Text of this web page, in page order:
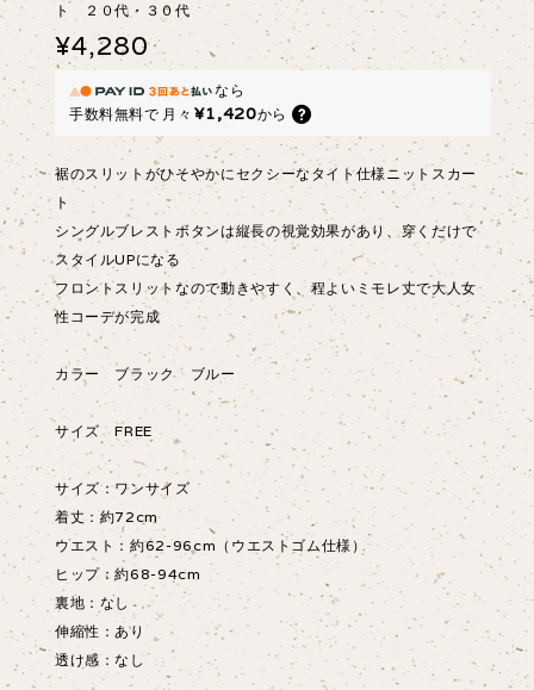
ト ２０代・３０代
¥4,280
なら
手数料無料で 月々 ¥1,420から
裾のスリットがひそやかにセクシーなタイト仕様ニットスカー
ト
シングルブレストボタンは縦長の視覚効果があり、穿くだけで
スタイルUPになる
フロントスリットなので動きやすく、程よいミモレ丈で大人女
性コーデが完成
カラー ブラック ブルー
サイズ FREE
サイズ：ワンサイズ
着丈：約72cm
ウエスト：約62-96cm（ウエストゴム仕様）
ヒップ：約68-94cm
裏地：なし
伸縮性：あり
透け感：なし